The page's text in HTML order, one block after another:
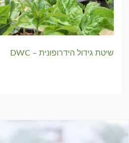
שיטת גידול הידרופונית – DWC